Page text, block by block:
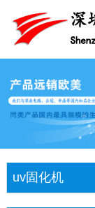
uv固化机